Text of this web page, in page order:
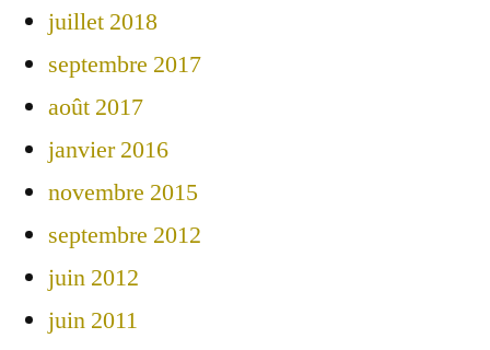
juillet 2018
septembre 2017
août 2017
janvier 2016
novembre 2015
septembre 2012
juin 2012
juin 2011